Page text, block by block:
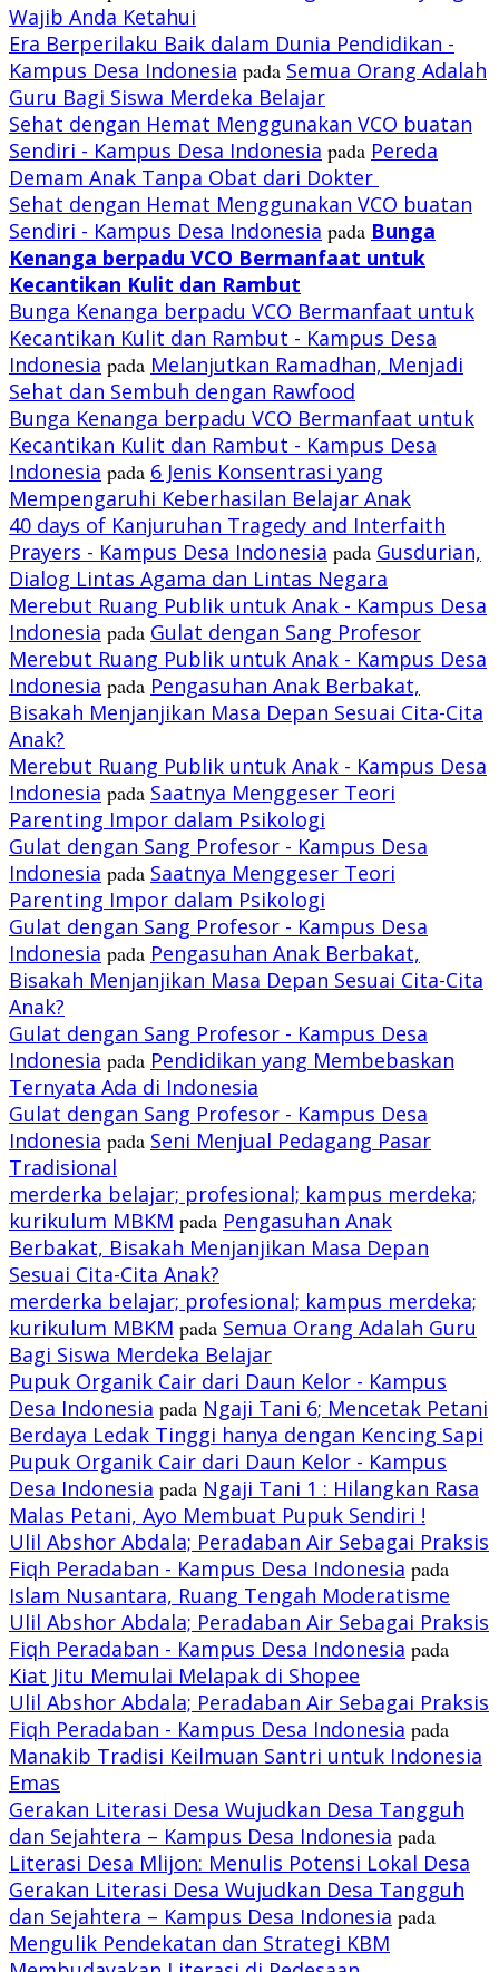
Wajib Anda Ketahui
Era Berperilaku Baik dalam Dunia Pendidikan -
Kampus Desa Indonesia pada Semua Orang Adalah
Guru Bagi Siswa Merdeka Belajar
Sehat dengan Hemat Menggunakan VCO buatan
Sendiri - Kampus Desa Indonesia pada Pereda
Demam Anak Tanpa Obat dari Dokter
Sehat dengan Hemat Menggunakan VCO buatan
Sendiri - Kampus Desa Indonesia pada Bunga
Kenanga berpadu VCO Bermanfaat untuk
Kecantikan Kulit dan Rambut
Bunga Kenanga berpadu VCO Bermanfaat untuk
Kecantikan Kulit dan Rambut - Kampus Desa
Indonesia pada Melanjutkan Ramadhan, Menjadi
Sehat dan Sembuh dengan Rawfood
Bunga Kenanga berpadu VCO Bermanfaat untuk
Kecantikan Kulit dan Rambut - Kampus Desa
Indonesia pada 6 Jenis Konsentrasi yang
Mempengaruhi Keberhasilan Belajar Anak
40 days of Kanjuruhan Tragedy and Interfaith
Prayers - Kampus Desa Indonesia pada Gusdurian,
Dialog Lintas Agama dan Lintas Negara
Merebut Ruang Publik untuk Anak - Kampus Desa
Indonesia pada Gulat dengan Sang Profesor
Merebut Ruang Publik untuk Anak - Kampus Desa
Indonesia pada Pengasuhan Anak Berbakat,
Bisakah Menjanjikan Masa Depan Sesuai Cita-Cita
Anak?
Merebut Ruang Publik untuk Anak - Kampus Desa
Indonesia pada Saatnya Menggeser Teori
Parenting Impor dalam Psikologi
Gulat dengan Sang Profesor - Kampus Desa
Indonesia pada Saatnya Menggeser Teori
Parenting Impor dalam Psikologi
Gulat dengan Sang Profesor - Kampus Desa
Indonesia pada Pengasuhan Anak Berbakat,
Bisakah Menjanjikan Masa Depan Sesuai Cita-Cita
Anak?
Gulat dengan Sang Profesor - Kampus Desa
Indonesia pada Pendidikan yang Membebaskan
Ternyata Ada di Indonesia
Gulat dengan Sang Profesor - Kampus Desa
Indonesia pada Seni Menjual Pedagang Pasar
Tradisional
merderka belajar; profesional; kampus merdeka;
kurikulum MBKM pada Pengasuhan Anak
Berbakat, Bisakah Menjanjikan Masa Depan
Sesuai Cita-Cita Anak?
merderka belajar; profesional; kampus merdeka;
kurikulum MBKM pada Semua Orang Adalah Guru
Bagi Siswa Merdeka Belajar
Pupuk Organik Cair dari Daun Kelor - Kampus
Desa Indonesia pada Ngaji Tani 6; Mencetak Petani
Berdaya Ledak Tinggi hanya dengan Kencing Sapi
Pupuk Organik Cair dari Daun Kelor - Kampus
Desa Indonesia pada Ngaji Tani 1 : Hilangkan Rasa
Malas Petani, Ayo Membuat Pupuk Sendiri !
Ulil Abshor Abdala; Peradaban Air Sebagai Praksis
Fiqh Peradaban - Kampus Desa Indonesia pada
Islam Nusantara, Ruang Tengah Moderatisme
Ulil Abshor Abdala; Peradaban Air Sebagai Praksis
Fiqh Peradaban - Kampus Desa Indonesia pada
Kiat Jitu Memulai Melapak di Shopee
Ulil Abshor Abdala; Peradaban Air Sebagai Praksis
Fiqh Peradaban - Kampus Desa Indonesia pada
Manakib Tradisi Keilmuan Santri untuk Indonesia
Emas
Gerakan Literasi Desa Wujudkan Desa Tangguh
dan Sejahtera – Kampus Desa Indonesia pada
Literasi Desa Mlijon: Menulis Potensi Lokal Desa
Gerakan Literasi Desa Wujudkan Desa Tangguh
dan Sejahtera – Kampus Desa Indonesia pada
Mengulik Pendekatan dan Strategi KBM